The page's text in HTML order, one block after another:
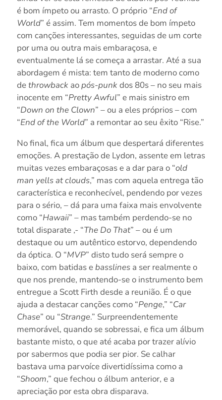
é bom ímpeto ou arrasto. O próprio “End of
World” é assim. Tem momentos de bom ímpeto
com canções interessantes, seguidas de um corte
por uma ou outra mais embaraçosa, e
eventualmente lá se começa a arrastar. Até a sua
abordagem é mista: tem tanto de moderno como
dethrowback aopós-punk dos 80s – no seu mais
inocente em “Pretty Awful” e mais sinistro em
“Down on the Clown” – ou a eles próprios – com
“End of the World” a remontar ao seu êxito “Rise.”
No final, fica um álbum que despertará diferentes
emoções. A prestação de Lydon, assente em letras
muitas vezes embaraçosas e a dar para o “old
man yells at clouds,” mas com aquela entrega tão
característica e reconhecível, pendendo por vezes
para o sério, – dá para uma faixa mais envolvente
como “Hawaii” – mas também perdendo-se no
total disparate ,- “The Do That” – ou é um
destaque ou um autêntico estorvo, dependendo
da óptica. O “MVP” disto tudo será sempre o
baixo, com batidas ebasslinesa ser realmente o
que nos prende, mantendo-se o instrumento bem
entregue a Scott Firth desde a reunião. É o que
ajuda a destacar canções como “Penge,” “Car
Chase” ou “Strange.” Surpreendentemente
memorável, quando se sobressai, e fica um álbum
bastante misto, o que até acaba por trazer alívio
por sabermos que podia ser pior. Se calhar
bastava uma parvoíce divertidíssima como a
“Shoom,” que fechou o álbum anterior, e a
apreciação por esta obra disparava.